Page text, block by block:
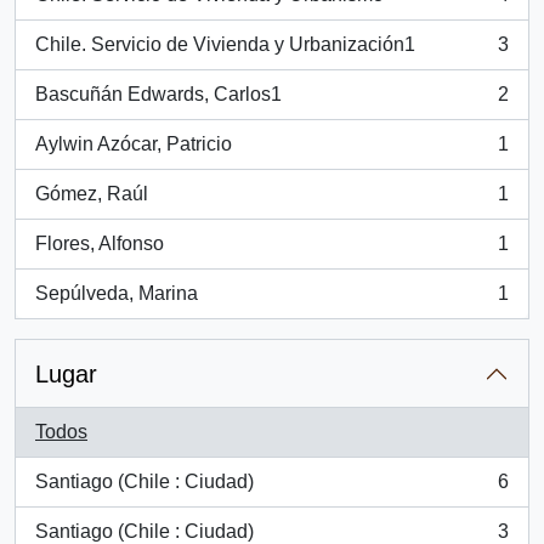
, 4 resultados
Chile. Servicio de Vivienda y Urbanización1
, 3 resultados
3
Bascuñán Edwards, Carlos1
, 2 resultados
2
Aylwin Azócar, Patricio
, 1 resultados
1
Gómez, Raúl
, 1 resultados
1
Flores, Alfonso
, 1 resultados
1
Sepúlveda, Marina
, 1 resultados
1
Lugar
Todos
Santiago (Chile : Ciudad)
, 6 resultados
6
Santiago (Chile : Ciudad) 3